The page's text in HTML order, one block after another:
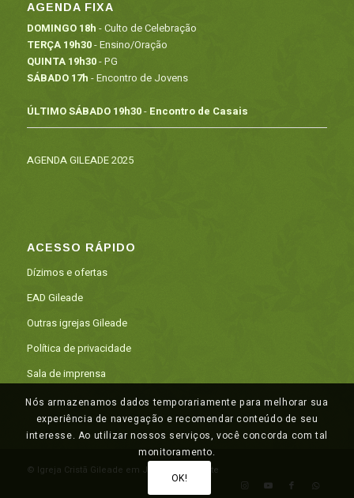
AGENDA FIXA
DOMINGO 18h - Culto de Celebração
TERÇA 19h30- Ensino/Oração
QUINTA 19h30- PG
SÁBADO 17h - Encontro de Jovens
ÚLTIMO SÁBADO 19h30- Encontro de Casais
AGENDA GILEADE 2025
ACESSO RÁPIDO
Dízimos e ofertas
EAD Gileade
Outras igrejas Gileade
Política de privacidade
Sala de imprensa
© Igreja Cristã Gileade em Juazeiro do Norte
Nós armazenamos dados temporariamente para melhorar sua
experiência de navegação e recomendar conteúdo de seu
interesse. Ao utilizar nossos serviços, você concorda com tal
monitoramento.
OK!